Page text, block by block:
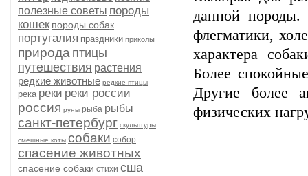
полезные советы породы
кошек породы собак
португалия праздники приколы
природа птицы
путешествия растения
редкие животные редкие птицы
река реки реки россии
россия руны рыба рыбы
санкт-петербург скульптуры
смешные коты собаки собор
спасение животных
спасение собаки стихи сша
данной
флегматики,
характера
Более
Другие более
физических